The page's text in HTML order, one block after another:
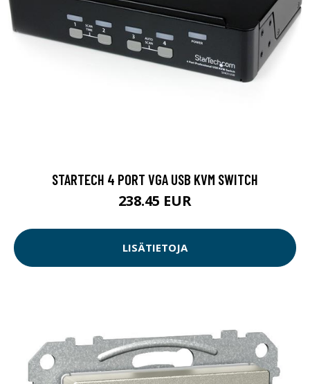
STARTECH 4 PORT VGA USB KVM SWITCH
238.45 EUR
LISÄTIETOJA